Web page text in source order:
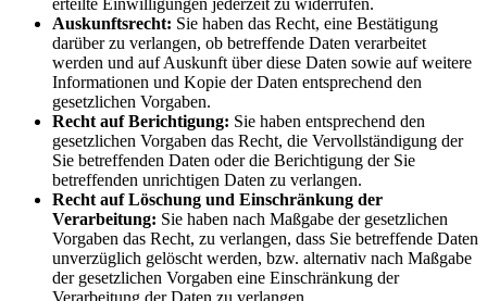
erteilte Einwilligungen jederzeit zu widerrufen.
Auskunftsrecht: Sie haben das Recht, eine Bestätigung
darüber zu verlangen, ob betreffende Daten verarbeitet
werden und auf Auskunft über diese Daten sowie auf weitere
Informationen und Kopie der Daten entsprechend den
gesetzlichen Vorgaben.
Recht auf Berichtigung: Sie haben entsprechend den
gesetzlichen Vorgaben das Recht, die Vervollständigung der
Sie betreffenden Daten oder die Berichtigung der Sie
betreffenden unrichtigen Daten zu verlangen.
Recht auf Löschung und Einschränkung der
Verarbeitung: Sie haben nach Maßgabe der gesetzlichen
Vorgaben das Recht, zu verlangen, dass Sie betreffende Daten
unverzüglich gelöscht werden, bzw. alternativ nach Maßgabe
der gesetzlichen Vorgaben eine Einschränkung der